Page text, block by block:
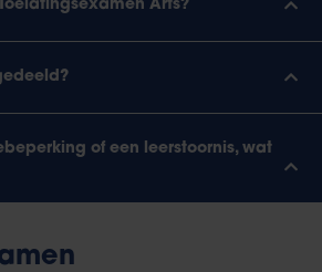
Arts?
of een leerstoornis, wat